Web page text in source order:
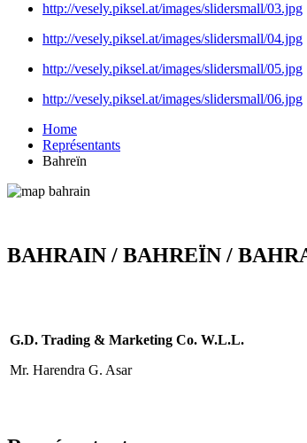
http://vesely.piksel.at/images/slidersmall/03.jpg
http://vesely.piksel.at/images/slidersmall/04.jpg
http://vesely.piksel.at/images/slidersmall/05.jpg
http://vesely.piksel.at/images/slidersmall/06.jpg
Home
Représentants
Bahreïn
BAHRAIN / BAHREÏN /
G.D. Trading & Marketing Co. W.L.L.
Mr. Harendra G. Asar